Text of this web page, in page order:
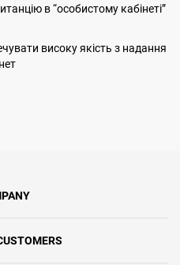
в “особистому кабінеті”
високу якість з надання